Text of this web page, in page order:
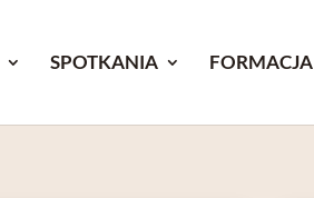
SPOTKANIA FORMACJA